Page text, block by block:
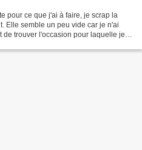
pour ce que j'ai à faire, je scrap la
Elle semble un peu vide car je n'ai
de trouver l'occasion pour laquelle je